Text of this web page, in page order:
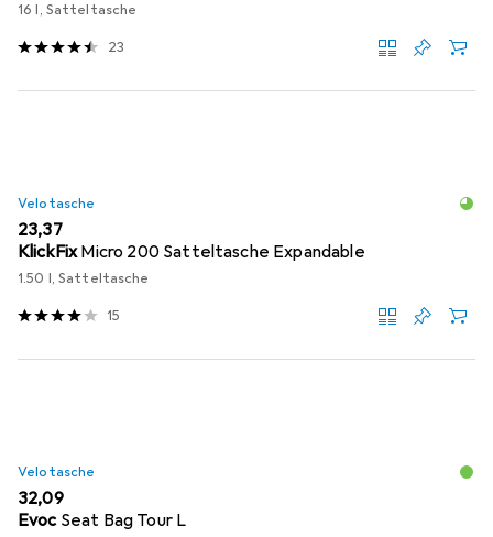
16 l, Satteltasche
23
Velotasche
EUR
23,37
KlickFixMicro 200 Satteltasche Expandable
1.50 l, Satteltasche
15
Velotasche
EUR
32,09
Evoc Seat Bag Tour L